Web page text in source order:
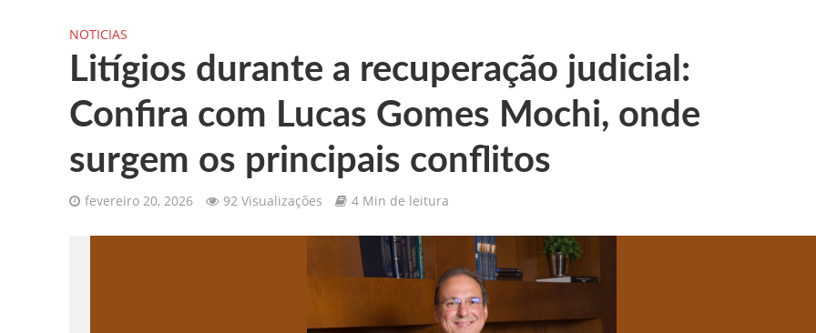
NOTICIAS
Litígios durante a recuperação judicial:
Confira com Lucas Gomes Mochi, onde
surgem os principais conflitos
fevereiro 20, 2026 92 Visualizações 4 Min de leitura